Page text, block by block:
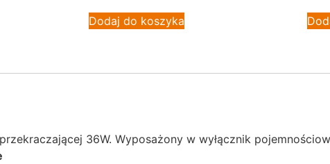
Dodaj do koszyka
36W. Wyposażony w wyłącznik